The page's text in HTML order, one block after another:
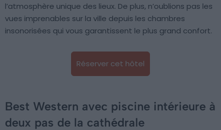
l’atmosphère unique des lieux. De plus, n’oublions pas les
vues imprenables sur la ville depuis les chambres
insonorisées qui vous garantissent le plus grand confort.
Réserver cet hôtel
Best Western avec piscine intérieure à
deux pas de la cathédrale